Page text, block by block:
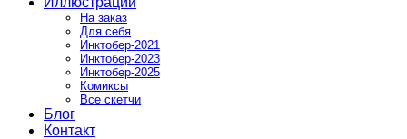
На заказ
Для себя
Инктобер-2021
Инктобер-2023
Инктобер-2025
Комиксы
Все скетчи
Блог
Контакт